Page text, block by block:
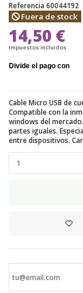
Referencia 60044192
Fuera de stock
14,50 €
Impuestos incluidos
Cable Micro USB de
Compatible con la
windows del
partes iguales.
entre dispositivos.